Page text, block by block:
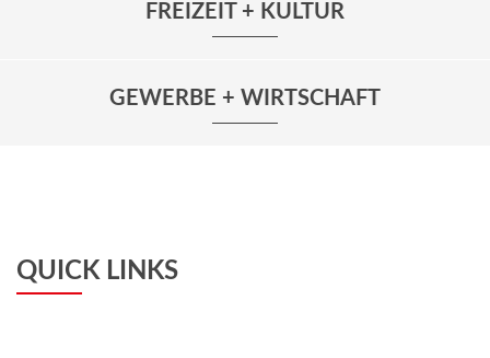
FREIZEIT + KULTUR
GEWERBE + WIRTSCHAFT
QUICK LINKS